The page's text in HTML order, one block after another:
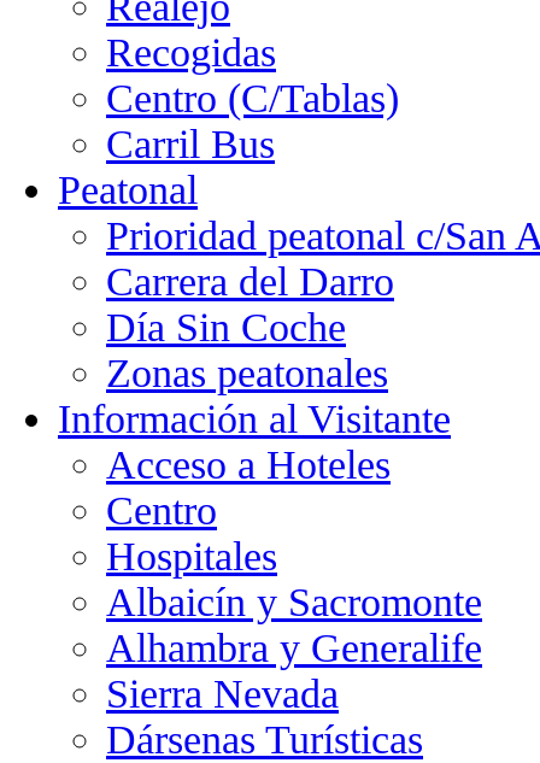
Recogidas
Centro (C/Tablas)
Carril Bus
Peatonal
Prioridad peatonal c/San
Carrera del Darro
Día Sin Coche
Zonas peatonales
Información al Visitante
Acceso a Hoteles
Centro
Hospitales
Albaicín y Sacromonte
Alhambra y Generalife
Sierra Nevada
Dársenas Turísticas